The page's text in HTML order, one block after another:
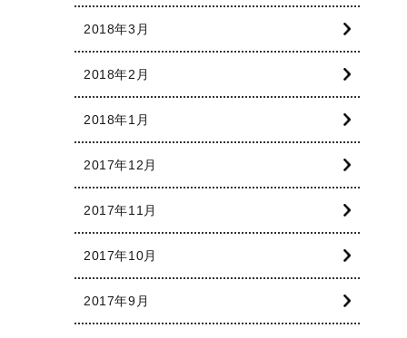
2018年3月
2018年2月
2018年1月
2017年12月
2017年11月
2017年10月
2017年9月